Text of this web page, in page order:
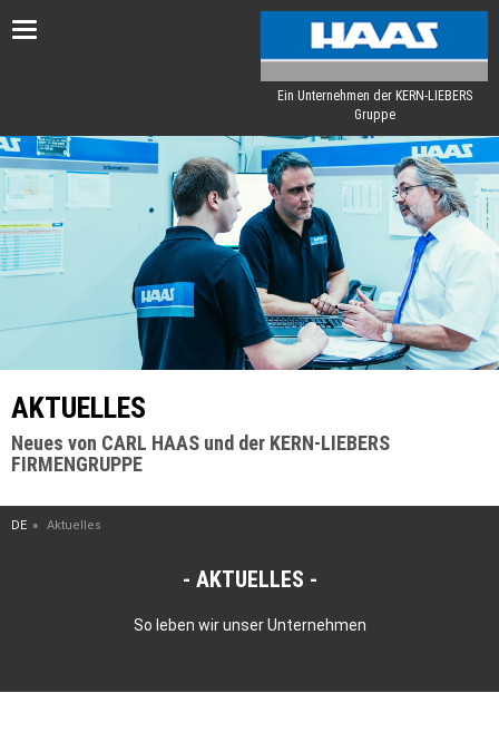
Toggle
Ein Unternehmen der KERN-LIEBERS
Gruppe
AKTUELLES
Neues von CARL HAAS und der KERN-LIEBERS
FIRMENGRUPPE
DE Aktuelles
AKTUELLES
So leben wir unser Unternehmen